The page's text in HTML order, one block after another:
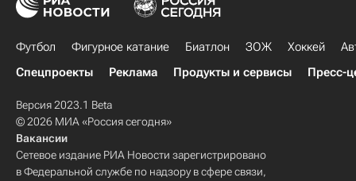
Футбол Фигурное катание Биатлон ЗОЖ Хоккей
Спецпроекты
Реклама Продукты и сервисы Пресс-
Версия 2023.1 Beta
© 2026 МИА «Россия сегодня»
Вакансии
Сетевое издание РИА Новости зарегистрировано
в Федеральной службе по надзору в сфере связи,